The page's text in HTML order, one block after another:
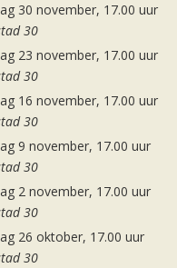
30 november, 17.00 uur
30
23 november, 17.00 uur
30
16 november, 17.00 uur
30
9 november, 17.00 uur
30
2 november, 17.00 uur
30
26 oktober, 17.00 uur
30